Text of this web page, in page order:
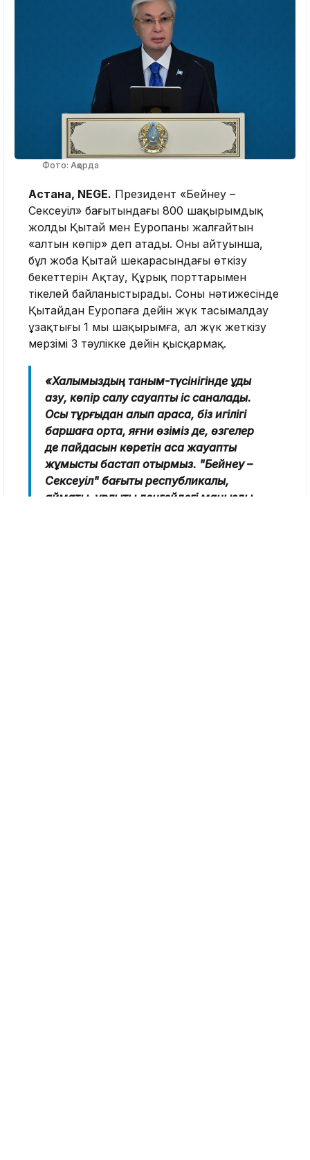
Фото: Ақорда
Астана, NEGE. Президент «Бейнеу –
Сексеуіл» бағытындағы 800 шақырымдық
жолды Қытай мен Еуропаны жалғайтын
«алтын көпір» деп атады. Оның айтуынша,
бұл жоба Қытай шекарасындағы өткізу
бекеттерін Ақтау, Құрық порттарымен
тікелей байланыстырады. Соның нәтижесінде
Қытайдан Еуропаға дейін жүк тасымалдау
ұзақтығы 1 мың шақырымға, ал жүк жеткізу
мерзімі 3 тәулікке дейін қысқармақ.
«Халқымыздың таным-түсінігінде құдық
қазу, көпір салу сауапты іс саналады.
Осы тұрғыдан алып қарасақ, біз игілігі
баршаға ортақ, яғни өзіміз де, өзгелер
де пайдасын көретін аса жауапты
жұмысты бастап отырмыз. "Бейнеу –
Сексеуіл" бағыты республикалық,
аймақтық, құрлықтық деңгейдегі маңызды